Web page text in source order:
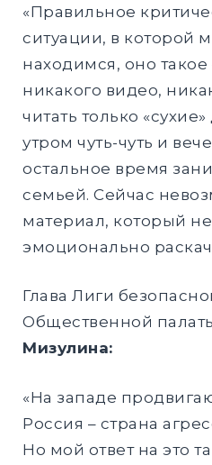
«Правильное
ситуации, в которой
находимся, оно такое
никакого видео,
читать только
утром чуть-чуть и
остальное время
семьей. Сейчас
материал, который
эмоционально
Глава Лиги
Общественной
Мизулина:
«На западе
Россия – страна
Но мой ответ на это